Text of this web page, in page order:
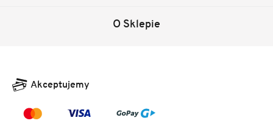
O Sklepie
Akceptujemy